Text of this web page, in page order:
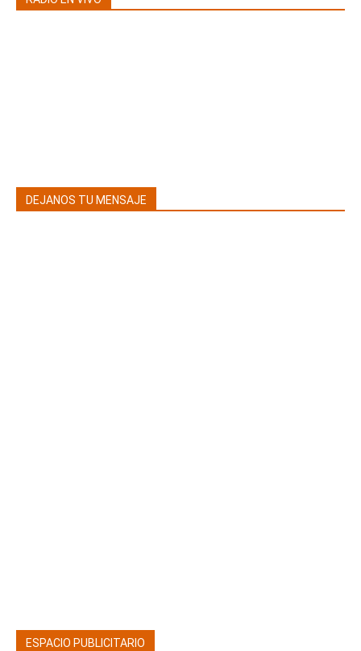
DEJANOS TU MENSAJE
ESPACIO PUBLICITARIO